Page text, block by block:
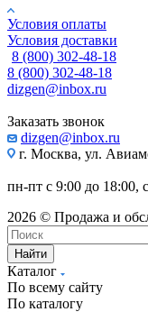
Условия оплаты
Условия доставки
8 (800) 302-48-18
8 (800) 302-48-18
dizgen@inbox.ru
Заказать звонок
dizgen@inbox.ru
г. Москва, ул.
пн-пт с 9:00 до 18:00,
2026 © Продажа и
Найти
Каталог
По всему сайту
По каталогу